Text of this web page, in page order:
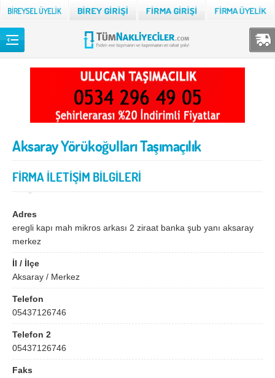
TÜM NAKLİYECİLER
Adıyaman
Ağrı
Aksaray Amasya
Aydın
Bartın Batman
Bayburt Bilecik
Bingöl
Bolu
Bursa Çanakkale
Çankırı
Denizli
Back
Aksaray Yörükoğulları Taşımaçılık
FİRMA İLETİŞİM BİLGİLERİ
Adres
eregli kapı mah mikros arkası 2 ziraat banka şub yanı aksaray
merkez
İl / İlçe
Aksaray / Merkez
Telefon
05437126746
Telefon 2
05437126746
Faks